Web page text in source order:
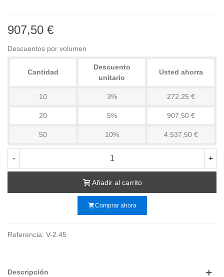
907,50 €
Descuentos por volumen
Cantidad
Descuento
unitario
Usted ahorra
10 3% 272,25 €
20 5% 907,50 €
50 10% 4.537,50 €
- +
Añadir al carrito
shopping_cartComprar ahora
Referencia: V-2.45
Descripción